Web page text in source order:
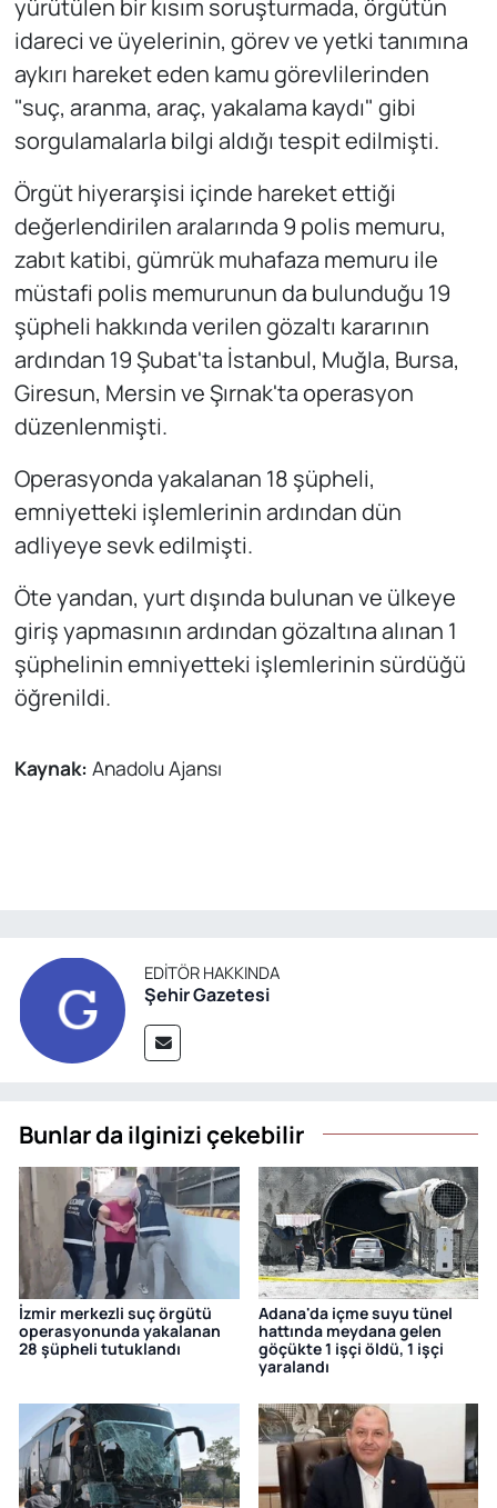
yürütülen bir kısım soruşturmada, örgütün
idareci ve üyelerinin, görev ve yetki tanımına
aykırı hareket eden kamu görevlilerinden
"suç, aranma, araç, yakalama kaydı" gibi
sorgulamalarla bilgi aldığı tespit edilmişti.
Örgüt hiyerarşisi içinde hareket ettiği
değerlendirilen aralarında 9 polis memuru,
zabıt katibi, gümrük muhafaza memuru ile
müstafi polis memurunun da bulunduğu 19
şüpheli hakkında verilen gözaltı kararının
ardından 19 Şubat'ta İstanbul, Muğla, Bursa,
Giresun, Mersin ve Şırnak'ta operasyon
düzenlenmişti.
Operasyonda yakalanan 18 şüpheli,
emniyetteki işlemlerinin ardından dün
adliyeye sevk edilmişti.
Öte yandan, yurt dışında bulunan ve ülkeye
giriş yapmasının ardından gözaltına alınan 1
şüphelinin emniyetteki işlemlerinin sürdüğü
öğrenildi.
Kaynak: Anadolu Ajansı
EDITÖR HAKKINDA
Şehir Gazetesi
Bunlar da ilginizi çekebilir
İzmir merkezli suç örgütü
operasyonunda yakalanan
28 şüpheli tutuklandı
Adana'da içme suyu tünel
hattında meydana gelen
göçükte 1 işçi öldü, 1 işçi
yaralandı